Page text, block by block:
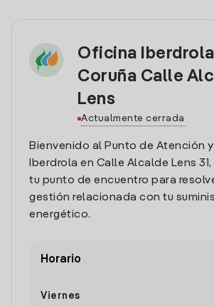
Oficina
Coruña Calle
Lens
Actualmente cerrada
Bienvenido al Punto de Atención
Iberdrola en Calle Alcalde Lens 31,
tu punto de encuentro para
gestión relacionada con tu
energético.
Horario
Viernes